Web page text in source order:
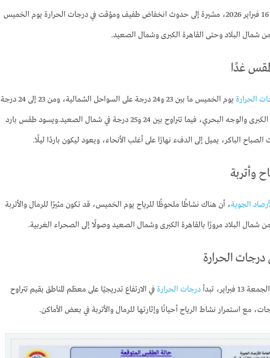
حتى الإثنين 16 فبراير 2026، مشيرة إلى حدوث انخفاض طفيف ومؤقت في درجات الحرارة يوم الخميس
شمال البلاد وحتى القاهرة الكبرى وشمال الصعيد.
غدًا
الحرارة
يوم الخميس ما بين 23 و24 درجة على السواحل الشمالية، ومن 23 إلى 24 درجة
على القاهرة الكبرى والوجه البحري، فيما تتراوح بين 24 و25 درجة في شمال الصعيد.ويسود طقس بارد
الباكر، يميل إلى الدفء نهارًا على أغلب الأنحاء، ويعود ليكون باردًا ليلًا.
وأتربة
الجوية، أن هناك نشاطًا ملحوظًا للرياح يوم الخميس، قد تكون مثيرًا للرمال والأتربة
شمال البلاد مرورًا بالقاهرة الكبرى وشمال الصعيد وصولًا إلى الصحراء الغربية.
درجات الحرارة
فبراير، تبدأ درجات الحرارةفي الارتفاع تدريجيًا على معظم المناطق بقيم تتراوح